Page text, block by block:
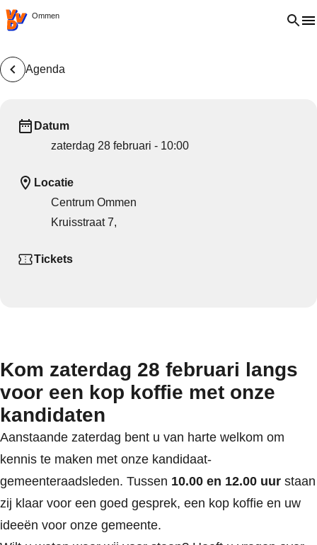
VVD.nl - Ga naar de homepage
Ommen Open
Agenda
Kom zaterdag 28 februari langs
voor een kop koffie met onze
kandidaten
Aanstaande zaterdag bent u van harte welkom om
kennis te maken met onze kandidaat-
gemeenteraadsleden. Tussen 10.00 en 12.00 uur staan
zij klaar voor een goed gesprek, een kop koffie en uw
ideeën voor onze gemeente.
Datum
zaterdag 28 februari - 10:00
Locatie
Centrum Ommen
Kruisstraat 7,
Tickets